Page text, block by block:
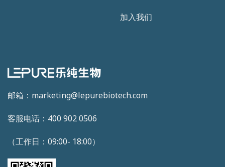
邮箱：marketing@lepurebiotech.com
客服电话：400 902 0506
（工作日：09:00- 18:00）
加入我们